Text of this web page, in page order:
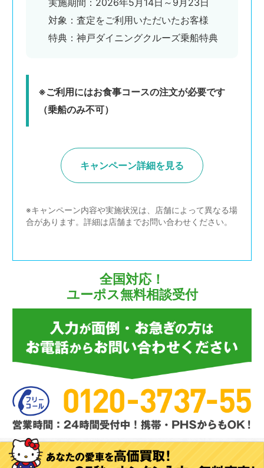
実施期間：2026年5月14日～9月23日
対象：査定をご利用いただいたお客様
特典：神戸ダイニングクルーズ乗船特典
※ご利用にはお食事コースの注文が必要です
（乗船のみ不可）
キャンペーン詳細を見る
※キャンペーン内容や実施状況は、店舗によって異なる場
合があります。詳細は店舗までお問い合わせください。
全国対応！
ユーポス無料相談受付